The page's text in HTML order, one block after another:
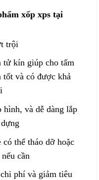
xốp xps tại
trội
tử kín giúp cho tấm
tốt và có được khả
hình, và dễ dàng lắp
thể tháo dỡ hoặc
cần
phí và giảm tiêu